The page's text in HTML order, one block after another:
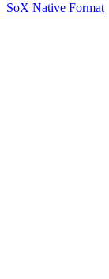
SoX Native Format